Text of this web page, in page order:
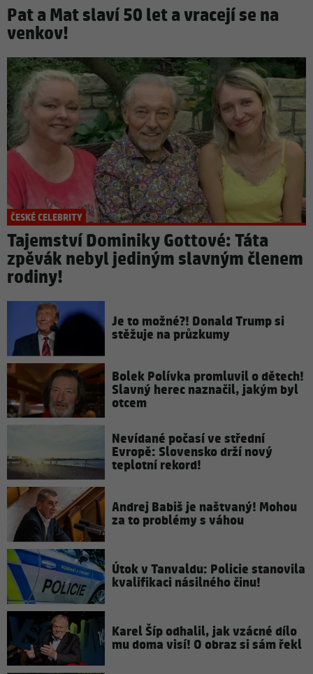
Pat a Mat slaví 50 let a vracejí se na
venkov!
ČESKÉ CELEBRITY
Tajemství Dominiky Gottové: Táta
zpěvák nebyl jediným slavným členem
rodiny!
Je to možné?! Donald Trump si
stěžuje na průzkumy
Bolek Polívka promluvil o dětech!
Slavný herec naznačil, jakým byl
otcem
Nevídané počasí ve střední
Evropě: Slovensko drží nový
teplotní rekord!
Andrej Babiš je naštvaný! Mohou
za to problémy s váhou
Útok v Tanvaldu: Policie stanovila
kvalifikaci násilného činu!
Karel Šíp odhalil, jak vzácné dílo
mu doma visí! O obraz si sám řekl